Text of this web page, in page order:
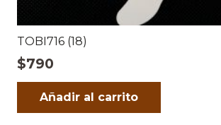
TOBI716 (18)
$790
Añadir al carrito